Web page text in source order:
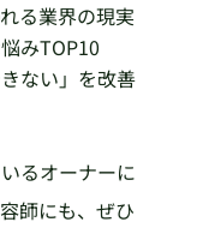
る業界の現実
みTOP10
ない」を改善
るオーナーに
師にも、ぜひ